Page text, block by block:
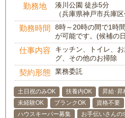
勤務地
湊川公園 徒歩5分
（兵庫県神戸市兵庫区
勤務時間
8時～20時の間で1時
が可能です。(候補の
仕事内容
キッチン、トイレ、
グ、その他のお掃除
契約形態 業務委託
土日祝のみOK 扶養内OK 昇給･昇
未経験OK
ブランクOK 資格不要
ハウスキーパー募集
お手伝いさんの